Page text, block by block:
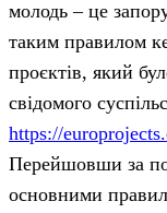
молодь – це
таким правилом
проєктів, який
свідомого
https://
Перейшовши за
основними